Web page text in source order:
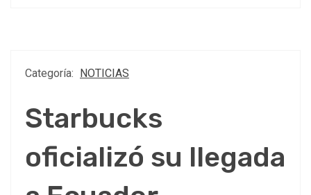
Categoría: NOTICIAS
Starbucks
oficializó su llegada